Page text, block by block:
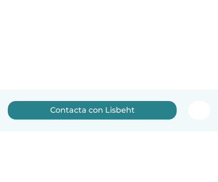
Contacta con Lisbeht